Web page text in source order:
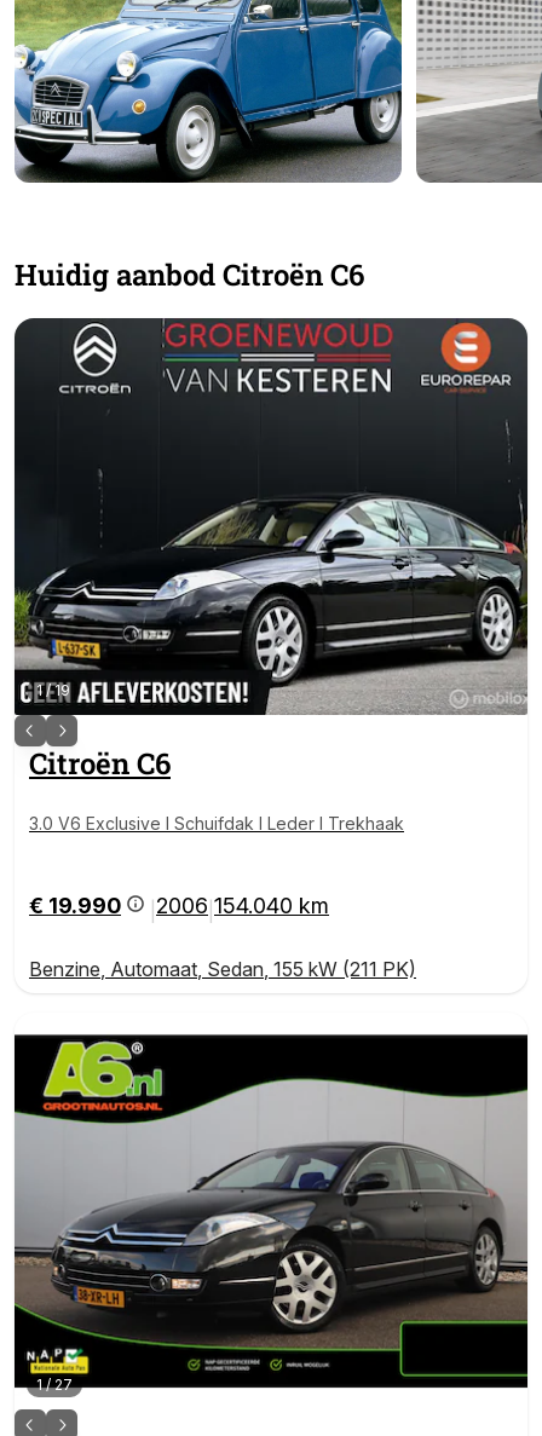
Huidig aanbod Citroën C6
1/19
CitroënC6
3.0 V6 Exclusive I Schuifdak I Leder I Trekhaak
€ 19.990 2006 154.040 km
Benzine Automaat Sedan 155 kW (211 PK)
1/27